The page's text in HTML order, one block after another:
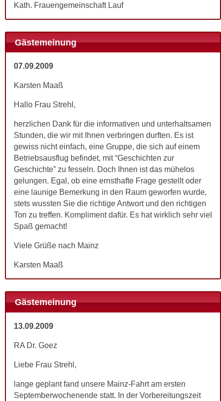
Kath. Frauengemeinschaft Lauf
Gästemeinung
07.09.2009
Karsten Maaß
Hallo Frau Strehl,
herzlichen Dank für die informativen und unterhaltsamen
Stunden, die wir mit Ihnen verbringen durften. Es ist
gewiss nicht einfach, eine Gruppe, die sich auf einem
Betriebsausflug befindet, mit “Geschichten zur
Geschichte” zu fesseln. Doch Ihnen ist das mühelos
gelungen. Egal, ob eine ernsthafte Frage gestellt oder
eine launige Bemerkung in den Raum geworfen wurde,
stets wussten Sie die richtige Antwort und den richtigen
Ton zu treffen. Kompliment dafür. Es hat wirklich sehr viel
Spaß gemacht!
Viele Grüße nach Mainz
Karsten Maaß
Gästemeinung
13.09.2009
RA Dr. Goez
Liebe Frau Strehl,
lange geplant fand unsere Mainz-Fahrt am ersten
Septemberwochenende statt. In der Vorbereitungszeit